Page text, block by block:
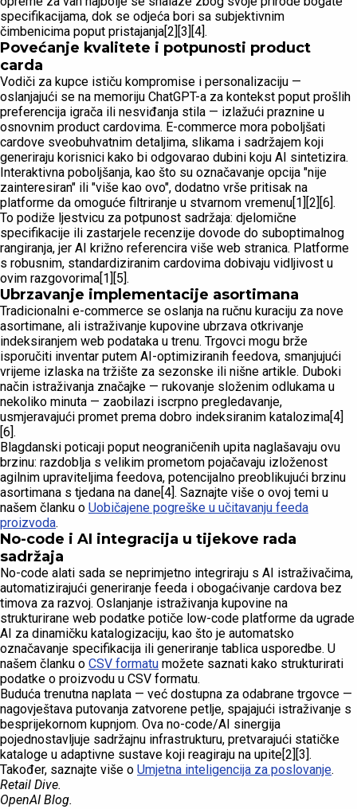
specifikacijama, dok se odjeća bori sa subjektivnim
čimbenicima poput pristajanja[2][3][4].
Povećanje kvalitete i potpunosti product
carda
Vodiči za kupce ističu kompromise i personalizaciju —
oslanjajući se na memoriju ChatGPT-a za kontekst poput prošlih
preferencija igrača ili nesviđanja stila — izlažući praznine u
osnovnim product cardovima. E-commerce mora poboljšati
cardove sveobuhvatnim detaljima, slikama i sadržajem koji
generiraju korisnici kako bi odgovarao dubini koju AI sintetizira.
Interaktivna poboljšanja, kao što su označavanje opcija "nije
zainteresiran" ili "više kao ovo", dodatno vrše pritisak na
platforme da omoguće filtriranje u stvarnom vremenu[1][2][6].
To podiže ljestvicu za potpunost sadržaja: djelomične
specifikacije ili zastarjele recenzije dovode do suboptimalnog
rangiranja, jer AI križno referencira više web stranica. Platforme
s robusnim, standardiziranim cardovima dobivaju vidljivost u
ovim razgovorima[1][5].
Ubrzavanje implementacije asortimana
Tradicionalni e-commerce se oslanja na ručnu kuraciju za nove
asortimane, ali istraživanje kupovine ubrzava otkrivanje
indeksiranjem web podataka u trenu. Trgovci mogu brže
isporučiti inventar putem AI-optimiziranih feedova, smanjujući
vrijeme izlaska na tržište za sezonske ili nišne artikle. Duboki
način istraživanja značajke — rukovanje složenim odlukama u
nekoliko minuta — zaobilazi iscrpno pregledavanje,
usmjeravajući promet prema dobro indeksiranim katalozima[4]
[6].
Blagdanski poticaji poput neograničenih upita naglašavaju ovu
brzinu: razdoblja s velikim prometom pojačavaju izloženost
agilnim upraviteljima feedova, potencijalno preoblikujući brzinu
asortimana s tjedana na dane[4]. Saznajte više o ovoj temi u
našem članku o Uobičajene pogreške u učitavanju feeda
proizvoda.
No-code i AI integracija u tijekove rada
sadržaja
No-code alati sada se neprimjetno integriraju s AI istraživačima,
automatizirajući generiranje feeda i obogaćivanje cardova bez
timova za razvoj. Oslanjanje istraživanja kupovine na
strukturirane web podatke potiče low-code platforme da ugrade
AI za dinamičku katalogizaciju, kao što je automatsko
označavanje specifikacija ili generiranje tablica usporedbe. U
našem članku o CSV formatu možete saznati kako strukturirati
podatke o proizvodu u CSV formatu.
Buduća trenutna naplata — već dostupna za odabrane trgovce —
nagovještava putovanja zatvorene petlje, spajajući istraživanje s
besprijekornom kupnjom. Ova no-code/AI sinergija
pojednostavljuje sadržajnu infrastrukturu, pretvarajući statičke
kataloge u adaptivne sustave koji reagiraju na upite[2][3].
Također, saznajte više o Umjetna inteligencija za poslovanje.
Retail Dive.
OpenAI Blog.